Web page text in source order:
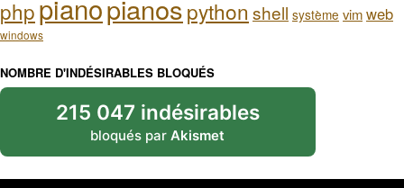
phppianopianospython shell système vimweb
windows
NOMBRE D'INDÉSIRABLES BLOQUÉS
215 047 indésirables
bloqués parAkismet